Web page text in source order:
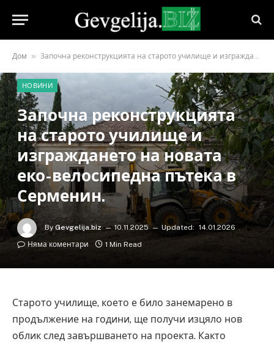
Дом » Започна реконструкцията на старото училище и изграждането на новата еко-велосипедна пътека в Серменин.
НОВИНИ
Започна реконструкцията
на старото училище и
изграждането на новата
еко-велосипедна пътека в
Серменин.
By Gevgelija.biz 10.11.2025 Updated: 14.01.2026
Няма коментари
1 Min Read
Старото училище, което е било занемарено в
продължение на години, ще получи изцяло нов
облик след завършването на проекта. Както